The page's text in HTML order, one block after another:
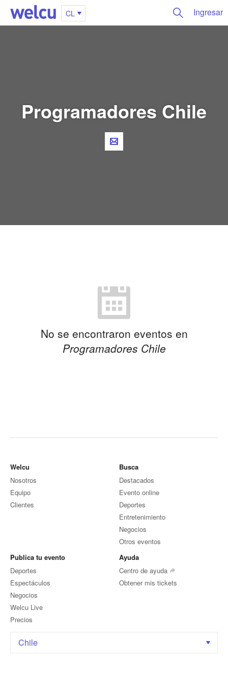
CL Ingresar
Programadores Chile
No se encontraron eventos en
Programadores Chile
Welcu
Nosotros
Equipo
Clientes
Busca
Destacados
Evento online
Deportes
Entretenimiento
Negocios
Otros eventos
Publica tu evento
Deportes
Espectáculos
Negocios
Welcu Live
Precios
Ayuda
Centro de ayuda
Obtener mis tickets
Chile